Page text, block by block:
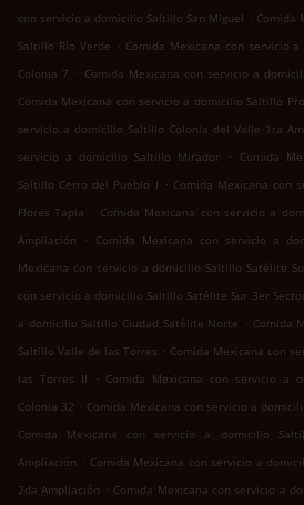
con servicio a domicilio Saltillo San Miguel . Comida
Saltillo Río Verde . Comida Mexicana con servicio
Colonia 7 . Comida Mexicana con servicio a
Comida Mexicana con servicio a domicilio Saltillo
servicio a domicilio Saltillo Colonia del Valle 1ra
servicio a domicilio Saltillo Mirador
.
Comida
Saltillo Cerro del Pueblo I . Comida Mexicana con
Flores Tapia
. Comida Mexicana con servicio a
Ampliación
. Comida Mexicana con servicio a
Mexicana con servicio a domicilio Saltillo Satélite
con servicio a domicilio Saltillo Satélite Sur 3er
a domicilio Saltillo Ciudad Satélite Norte . Comida
Saltillo Valle de las Torres . Comida Mexicana con
las Torres II
. Comida Mexicana con servicio a
Colonia 32 . Comida Mexicana con servicio a
Comida Mexicana con servicio a domicilio
Ampliación . Comida Mexicana con servicio a
2da Ampliación . Comida Mexicana con servicio a